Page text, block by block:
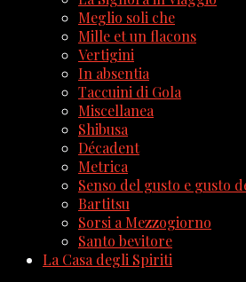
Meglio soli che
Mille et un flacons
Vertigini
In absentia
Taccuini di Gola
Miscellanea
Shibusa
Décadent
Metrica
Senso del gusto e gusto
Bartitsu
Sorsi a Mezzogiorno
Santo bevitore
La Casa degli Spiriti